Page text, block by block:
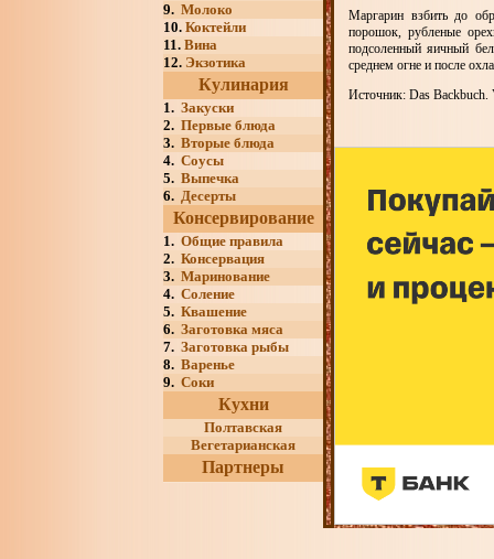
9. Молоко
10. Коктейли
11. Вина
12. Экзотика
Кулинария
1. Закуски
2. Первые блюда
3. Вторые блюда
4. Соусы
5. Выпечка
6. Десерты
Консервирование
1. Общие правила
2. Консервация
3. Маринование
4. Соление
5. Квашение
6. Заготовка мяса
7. Заготовка рыбы
8. Варенье
9. Соки
Кухни
Полтавская
Вегетарианская
Партнеры
Маргарин взбить до
порошок, рубленые
подсоленный яичный
среднем огне и после
Источник: Das Backbuch.